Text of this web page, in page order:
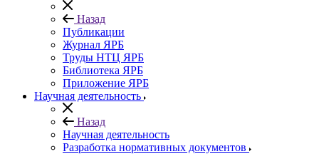
Назад
Публикации
Журнал ЯРБ
Труды НТЦ ЯРБ
Библиотека ЯРБ
Приложение ЯРБ
Научная деятельность
Назад
Научная деятельность
Разработка нормативных документов